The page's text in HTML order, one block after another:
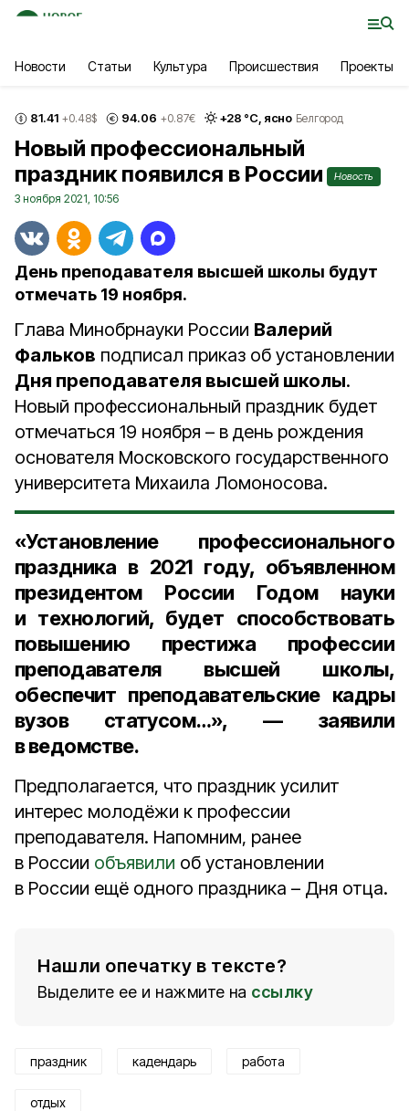
Новости Статьи Культура Происшествия Проекты
81.41 +0.48$ 94.06 +0.87€ +28 °С, ясно Белгород
Новый профессиональный
праздник появился в России
Новость
3 ноября 2021, 10:56
День преподавателя высшей школы будут
отмечать 19 ноября.
Глава Минобрнауки России Валерий
Фальков подписал приказ об установлении
Дня преподавателя высшей школы.
Новый профессиональный праздник будет
отмечаться 19 ноября – в день рождения
основателя Московского государственного
университета Михаила Ломоносова.
«Установление профессионального
праздника в 2021 году, объявленном
президентом России Годом науки
и технологий, будет способствовать
повышению престижа профессии
преподавателя высшей школы,
обеспечит преподавательские кадры
вузов статусом…», — заявили
в ведомстве.
Предполагается, что праздник усилит
интерес молодёжи к профессии
преподавателя. Напомним, ранее
в России объявили об установлении
в России ещё одного праздника – Дня отца.
Нашли опечатку в тексте?
Выделите ее и нажмите на ссылку
праздник кадендарь работа
отдых